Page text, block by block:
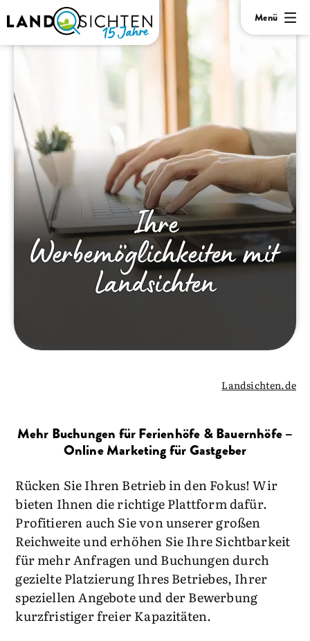
Menü
Ihre
Werbemöglichkeiten mit
Landsichten
Landsichten.de
Mehr Buchungen für Ferienhöfe & Bauernhöfe –
Online Marketing für Gastgeber
Rücken Sie Ihren Betrieb in den Fokus! Wir
bieten Ihnen die richtige Plattform dafür.
Profitieren auch Sie von unserer großen
Reichweite und erhöhen Sie Ihre Sichtbarkeit
für mehr Anfragen und Buchungen durch
gezielte Platzierung Ihres Betriebes, Ihrer
speziellen Angebote und der Bewerbung
kurzfristiger freier Kapazitäten.